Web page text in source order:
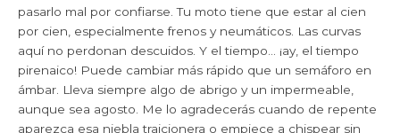
pasarlo mal por confiarse. Tu moto tiene que estar al cien
por cien, especialmente frenos y neumáticos. Las curvas
aquí no perdonan descuidos. Y el tiempo… ¡ay, el tiempo
pirenaico! Puede cambiar más rápido que un semáforo en
ámbar. Lleva siempre algo de abrigo y un impermeable,
aunque sea agosto. Me lo agradecerás cuando de repente
aparezca esa niebla traicionera o empiece a chispear sin